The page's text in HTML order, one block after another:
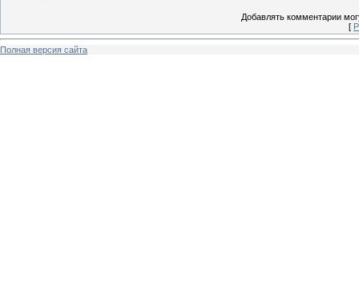
Добавлять комментарии
[
Полная версия сайта